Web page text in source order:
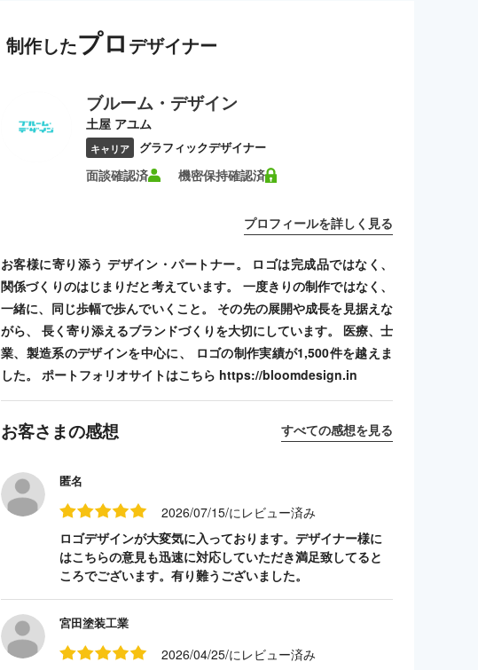
制作したプロ デザイナー
ブルーム・デザイン
土屋 アユム
キャリア グラフィックデザイナー
面談確認済 機密保持確認済
プロフィールを詳しく見る
お客様に寄り添う デザイン・パートナー。 ロゴは完成品ではなく、
関係づくりのはじまりだと考えています。 一度きりの制作ではなく、
一緒に、同じ歩幅で歩んでいくこと。 その先の展開や成長を見据えな
がら、 長く寄り添えるブランドづくりを大切にしています。 医療、士
業、製造系のデザインを中心に、 ロゴの制作実績が1,500件を越えま
した。 ポートフォリオサイトはこちら https://bloomdesign.in
お客さまの感想 すべての感想を見る
匿名
2026/07/15/にレビュー済み
ロゴデザインが大変気に入っております。デザイナー様に
はこちらの意見も迅速に対応していただき満足致してると
ころでございます。有り難うございました。
宮田塗装工業
2026/04/25/にレビュー済み